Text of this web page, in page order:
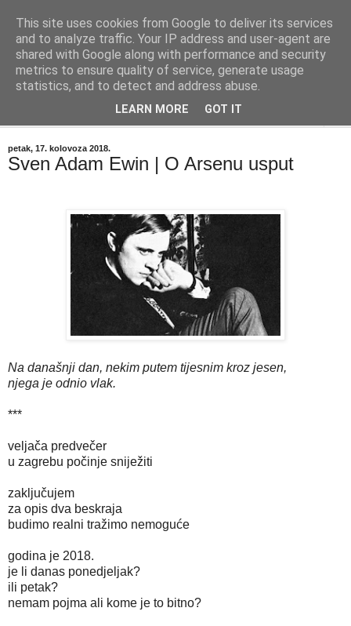
"Kvaka"
Časopis za književnost ISSN 2459-5632
petak, 17. kolovoza 2018.
Sven Adam Ewin | O Arsenu usput
Na današnji dan, nekim putem tijesnim kroz jesen,
njega je odnio vlak.
***
veljača predvečer
u zagrebu počinje sniježiti
zaključujem
za opis dva beskraja
budimo realni tražimo nemoguće
godina je 2018.
je li danas ponedjeljak?
ili petak?
nemam pojma ali kome je to bitno?
This site uses cookies from Google to deliver its services
and to analyze traffic. Your IP address and user-agent are
shared with Google along with performance and security
metrics to ensure quality of service, generate usage
statistics, and to detect and address abuse.
LEARN MORE GOT IT